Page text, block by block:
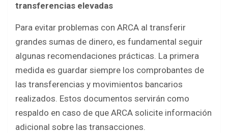
transferencias elevadas
Para evitar problemas con ARCA al transferir
grandes sumas de dinero, es fundamental seguir
algunas recomendaciones prácticas. La primera
medida es guardar siempre los comprobantes de
las transferencias y movimientos bancarios
realizados. Estos documentos servirán como
respaldo en caso de que ARCA solicite información
adicional sobre las transacciones.